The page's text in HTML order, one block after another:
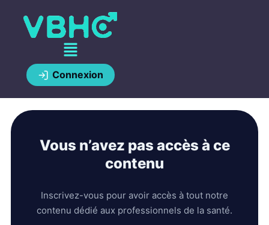
Connexion
Vous n’avez pas accès à ce
contenu
Inscrivez-vous pour avoir accès à tout notre
contenu dédié aux professionnels de la santé.